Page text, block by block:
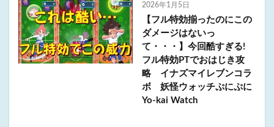
2026年1月5日
【フル特効揃ったのにこの
ダメージはないっ
て・・・】今回酷すぎる!
フル特効PTでおはじき攻
略 イナズマイレブンコラ
ボ 妖怪ウォッチぷにぷに
Yo-kai Watch